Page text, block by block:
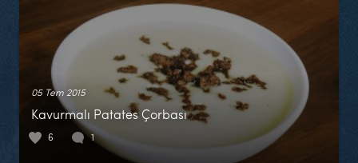
05 Tem 2015
Kavurmalı Patates Çorbası
6 1